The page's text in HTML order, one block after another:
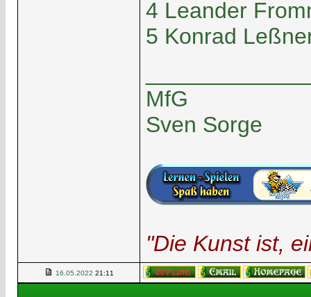
4 Leander
5 Konrad
MfG
Sven Sorge
"Die Kunst ist,
16.05.2022 21:11